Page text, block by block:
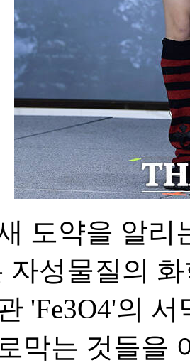
도약을 알리
자성물질의
'Fe3O4'의
막는 것들을